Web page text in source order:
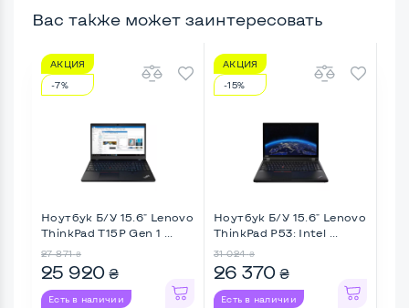
Вас также может заинтересовать
АКЦИЯ
-7%
Ноутбук Б/У 15.6" Lenovo
ThinkPad T15P Gen 1 ...
27 871 ₴
25 920 ₴
Есть в наличии
АКЦИЯ
-15%
Ноутбук Б/У 15.6" Lenovo
ThinkPad P53: Intel ...
31 024 ₴
26 370 ₴
Есть в наличии